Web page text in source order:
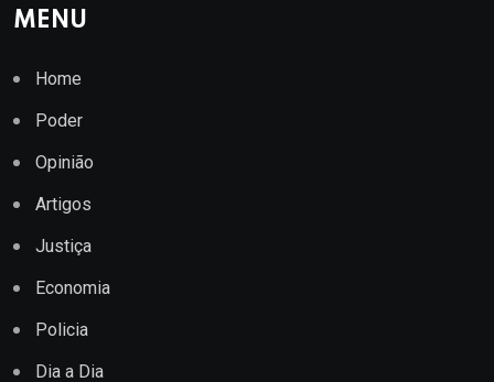
MENU
Home
Poder
Opinião
Artigos
Justiça
Economia
Policia
Dia a Dia